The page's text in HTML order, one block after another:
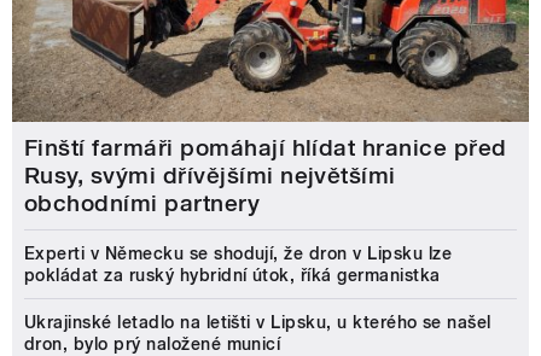
Finští farmáři pomáhají hlídat hranice před
Rusy, svými dřívějšími největšími
obchodními partnery
Experti v Německu se shodují, že dron v Lipsku lze
pokládat za ruský hybridní útok, říká germanistka
Ukrajinské letadlo na letišti v Lipsku, u kterého se našel
dron, bylo prý naložené municí